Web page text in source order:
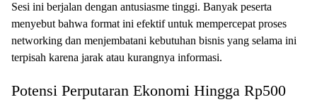
Sesi ini berjalan dengan antusiasme tinggi. Banyak peserta
menyebut bahwa format ini efektif untuk mempercepat proses
networking dan menjembatani kebutuhan bisnis yang selama ini
terpisah karena jarak atau kurangnya informasi.
Potensi Perputaran Ekonomi Hingga Rp500